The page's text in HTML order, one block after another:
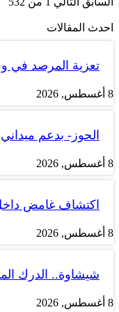
احدث المقالات
تعزية المرصد في
8 أغسطس, 2026
الحوز- بدعم
8 أغسطس, 2026
اكتشاف غامض
8 أغسطس, 2026
شيشاوة.. الدرك الملكي
8 أغسطس, 2026